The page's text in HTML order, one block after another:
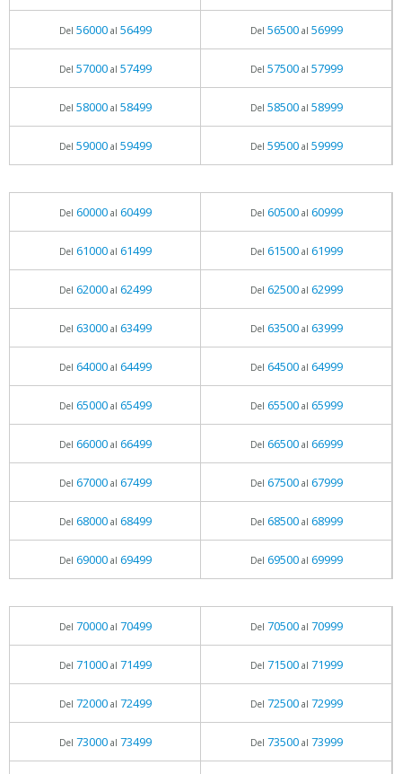
Del 56000al 56499 Del 56500al 56999
Del 57000al 57499 Del 57500al 57999
Del 58000al 58499 Del 58500al 58999
Del 59000al 59499 Del 59500al 59999
Del 60000al 60499 Del 60500al 60999
Del 61000al 61499 Del 61500al 61999
Del 62000al 62499 Del 62500al 62999
Del 63000al 63499 Del 63500al 63999
Del 64000al 64499 Del 64500al 64999
Del 65000al 65499 Del 65500al 65999
Del 66000al 66499 Del 66500al 66999
Del 67000al 67499 Del 67500al 67999
Del 68000al 68499 Del 68500al 68999
Del 69000al 69499 Del 69500al 69999
Del 70000al 70499 Del 70500al 70999
Del 71000al 71499 Del 71500al 71999
Del 72000al 72499 Del 72500al 72999
Del 73000al 73499 Del 73500al 73999